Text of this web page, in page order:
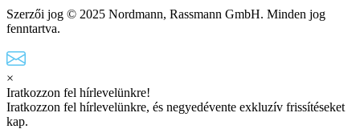
Szerzői jog © 2025 Nordmann, Rassmann GmbH. Minden jog
fenntartva.
×
Iratkozzon fel hírlevelünkre!
Iratkozzon fel hírlevelünkre, és negyedévente exkluzív frissítéseket
kap.